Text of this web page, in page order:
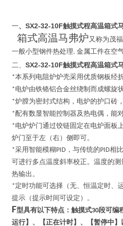
一、 SX2-32-10F触摸式程高温箱式
箱式高温马弗炉 又称为茂
一般小型钢件热处理. 金属工件在
二、 SX2-32-10F触摸式程高温箱式
*本系列电阻炉炉壳采用优质钢板经
*电炉由铁铬铝合金丝绕制而成螺旋
*炉膛为密封式结构，电炉的护口砖
*配有数显智能控制器及热电偶，能
*电炉炉门通过饺链固定在电炉面板
炉门至于左（右）侧即可。
*采用智能模糊PID ，与传统的PID相
可进行多点温度斜率校正。温度的
热输出。
*定时功能可选择（无、恒温定时、
提示（提示时间可设定）。
F型具有以下特点：触摸式30段可编
运行】、【正在计时】、【暂停中】